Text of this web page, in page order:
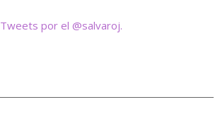
Tweets por el @salvaroj.